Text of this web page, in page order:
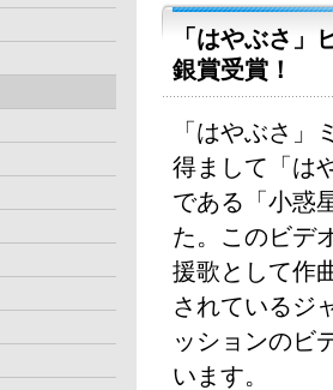
「はやぶさ
銀賞受賞！
「はやぶさ
得まして「は
である「小惑
た。このビデ
援歌として作
されているジ
ッションのビ
います。